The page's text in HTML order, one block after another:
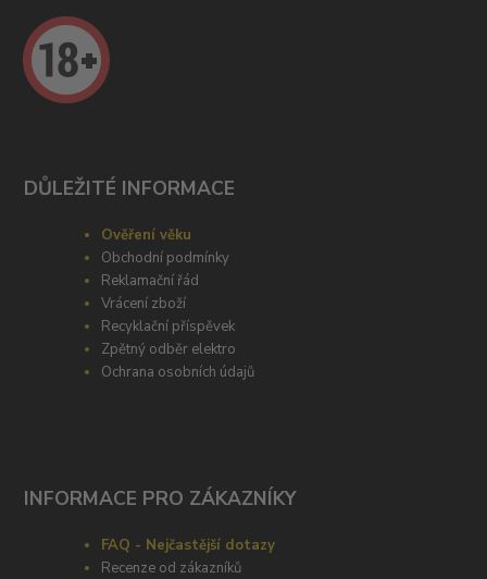
DŮLEŽITÉ INFORMACE
Ověření věku
Obchodní podmínky
Reklamační řád
Vrácení zboží
Recyklační příspěvek
Zpětný odběr elektro
Ochrana osobních údajů
INFORMACE PRO ZÁKAZNÍKY
FAQ - Nejčastější dotazy
Recenze od zákazníků